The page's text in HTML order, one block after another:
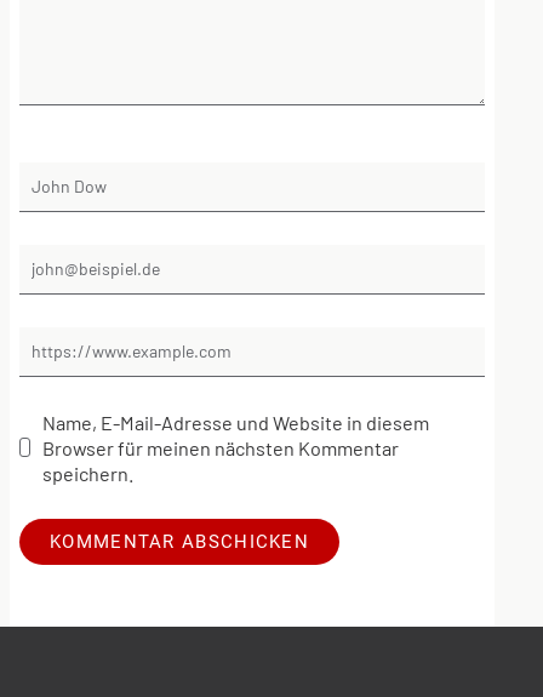
Name, E-Mail-Adresse und Website in diesem
Browser für meinen nächsten Kommentar
speichern.